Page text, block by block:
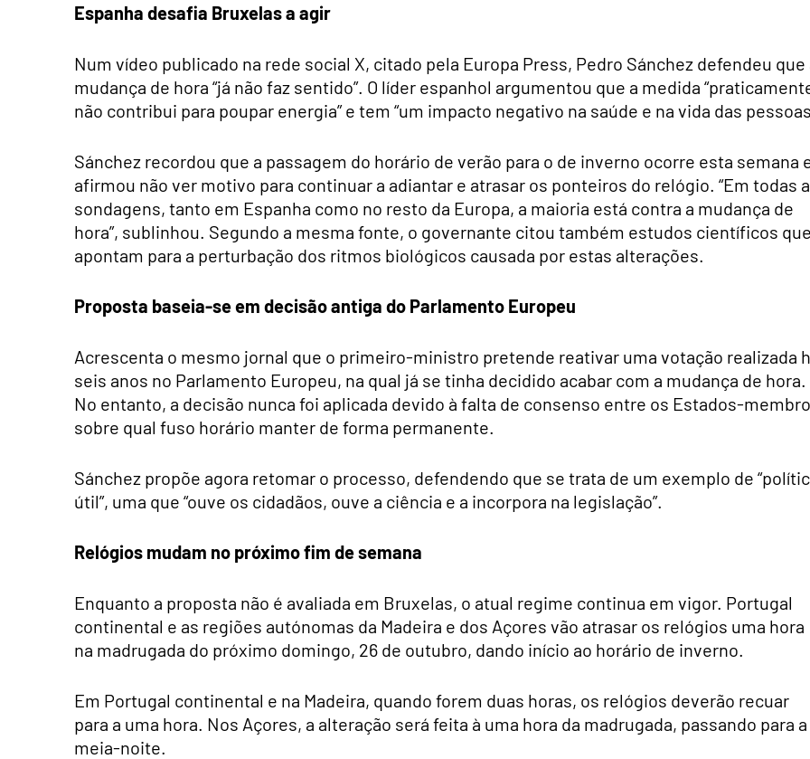
Espanha desafia Bruxelas a agir
Num vídeo publicado na rede social X, citado pela Europa Press, Pedro Sánchez defendeu que
mudança de hora “já não faz sentido”. O líder espanhol argumentou que a medida
não contribui para poupar energia” e tem “um impacto negativo na saúde e na vida das
Sánchez recordou que a passagem do horário de verão para o de inverno ocorre esta semana
afirmou não ver motivo para continuar a adiantar e atrasar os ponteiros do relógio. “Em todas
sondagens, tanto em Espanha como no resto da Europa, a maioria está contra a mudança de
hora”, sublinhou. Segundo a mesma fonte, o governante citou também estudos científicos que
apontam para a perturbação dos ritmos biológicos causada por estas alterações.
Proposta baseia-se em decisão antiga do Parlamento Europeu
Acrescenta o mesmo jornal que o primeiro-ministro pretende reativar uma votação realizada
seis anos no Parlamento Europeu, na qual já se tinha decidido acabar com a mudança de hora.
No entanto, a decisão nunca foi aplicada devido à falta de consenso entre os Estados-
sobre qual fuso horário manter de forma permanente.
Sánchez propõe agora retomar o processo, defendendo que se trata de um exemplo de
útil”, uma que “ouve os cidadãos, ouve a ciência e a incorpora na legislação”.
Relógios mudam no próximo fim de semana
Enquanto a proposta não é avaliada em Bruxelas, o atual regime continua em vigor. Portugal
continental e as regiões autónomas da Madeira e dos Açores vão atrasar os relógios uma hora
na madrugada do próximo domingo, 26 de outubro, dando início ao horário de inverno.
Em Portugal continental e na Madeira, quando forem duas horas, os relógios deverão recuar
para a uma hora. Nos Açores, a alteração será feita à uma hora da madrugada, passando para a
meia-noite.